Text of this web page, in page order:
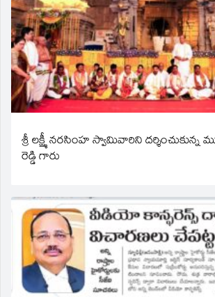
శ్రీ లక్ష్మీ నరసింహ స్వామివారిని దర్శించుకున్న
రెడ్డి గారు